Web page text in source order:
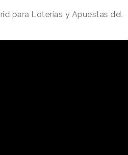
para Loterías y Apuestas del